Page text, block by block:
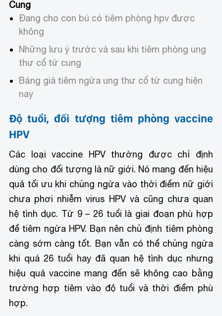
Cung
Đang cho con bú có tiêm phòng hpv được
không
Những lưu ý trước và sau khi tiêm phòng ung
thư cổ tử cung
Bảng giá tiêm ngừa ung thư cổ tử cung hiện
nay
Độ tuổi, đối tượng tiêm phòng vaccine
HPV
Các loại vaccine HPV thường được chỉ định
dùng cho đối tượng là nữ giới. Nó mang đến hiệu
quả tối ưu khi chủng ngừa vào thời điểm nữ giới
chưa phơi nhiễm virus HPV và cũng chưa quan
hệ tình dục. Từ 9 – 26 tuổi là giai đoạn phù hợp
để tiêm ngừa HPV. Bạn nên chủ định tiêm phòng
càng sớm càng tốt. Bạn vẫn có thể chủng ngừa
khi quá 26 tuổi hay đã quan hệ tình dục nhưng
hiệu quả vaccine mang đến sẽ không cao bằng
trường hợp tiêm vào độ tuổi và thời điểm phù
hợp.